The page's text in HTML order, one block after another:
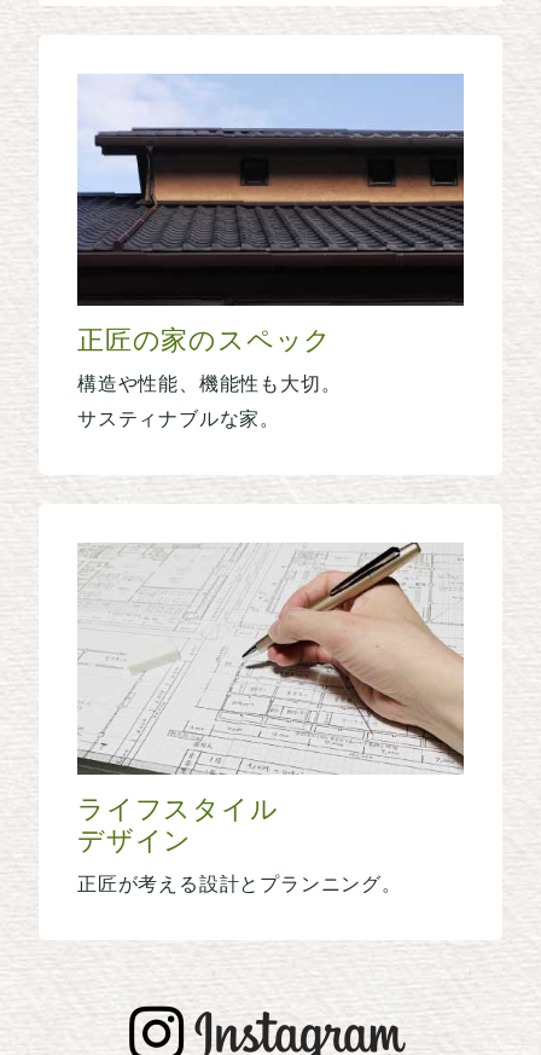
正匠の家のスペック
構造や性能、機能性も大切。
サスティナブルな家。
ライフスタイル
デザイン
正匠が考える設計とプランニング。